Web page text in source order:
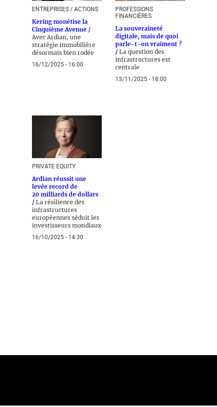
ENTREPRISES / ACTIONS
Kering monétise la
Cinquième Avenue /
Avec Ardian, une
stratégie immobilière
désormais bien rodée
16/12/2025 - 16:00
PROFESSIONS
FINANCIÈRES
La souveraineté
digitale, mais de quoi
parle-t-on vraiment ?
/ La question des
infrastructures est
centrale
13/11/2025 - 18:00
PRIVATE EQUITY
Ardian réussit une
levée record de
20 milliards de dollars
/ La résilience des
infrastructures
européennes séduit les
investisseurs mondiaux
16/10/2025 - 14:30